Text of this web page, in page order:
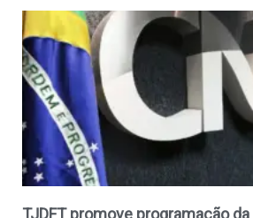
TJDFT promove programação